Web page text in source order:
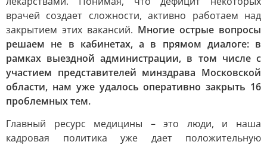
врачей создает сложности, активно работаем над
закрытием этих вакансий. Многие острые вопросы
решаем не в кабинетах, а в прямом диалоге: в
рамках выездной администрации, в том числе с
участием представителей минздрава Московской
области, нам уже удалось оперативно закрыть 16
проблемных тем.
Главный ресурс медицины – это люди, и наша
кадровая политика уже дает положительную